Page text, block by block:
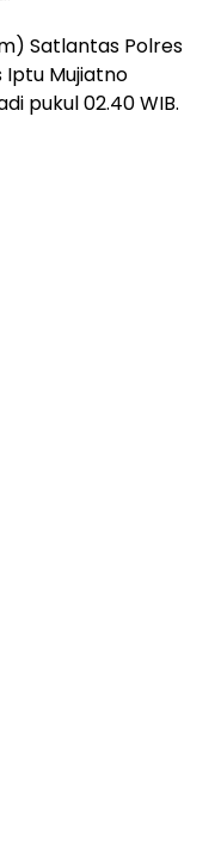
Satlantas Polres
Iptu Mujiatno
pukul 02.40 WIB.